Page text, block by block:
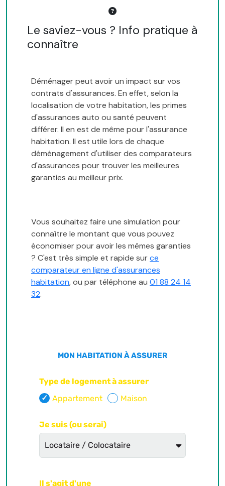
Le saviez-vous ? Info pratique à
connaître
Déménager peut avoir un impact sur vos
contrats d'assurances. En effet, selon la
localisation de votre habitation, les primes
d'assurances auto ou santé peuvent
différer. Il en est de même pour l'assurance
habitation. Il est utile lors de chaque
déménagement d'utiliser des comparateurs
d'assurances pour trouver les meilleures
garanties au meilleur prix.
Vous souhaitez faire une simulation pour
connaître le montant que vous pouvez
économiser pour avoir les mêmes garanties
? C'est très simple et rapide surce
comparateur en ligne d'assurances
habitation, ou par téléphone au 01 88 24 14
32.